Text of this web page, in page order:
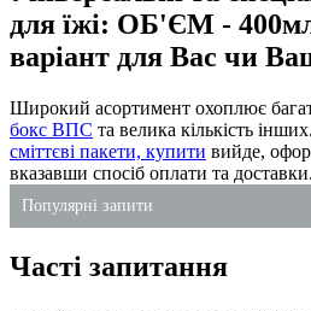
для їжі: ОБ'ЄМ -
варіант для Вас чи
Широкий асортимент охоплює
бокс ВПС та велика кількість
сміттєві пакети, купити вийде,
вказавши спосіб оплати та доставки.
Популярні запити
одноразові упаковки для тортів
Часті запитання